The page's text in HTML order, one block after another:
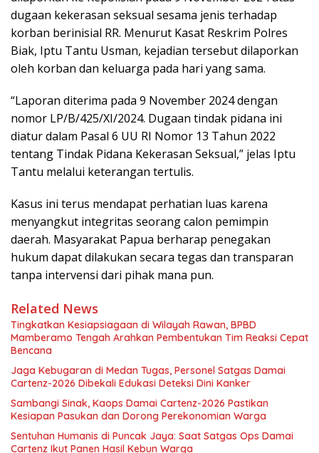
dugaan kekerasan seksual sesama jenis terhadap
korban berinisial RR. Menurut Kasat Reskrim Polres
Biak, Iptu Tantu Usman, kejadian tersebut dilaporkan
oleh korban dan keluarga pada hari yang sama.
“Laporan diterima pada 9 November 2024 dengan
nomor LP/B/425/XI/2024. Dugaan tindak pidana ini
diatur dalam Pasal 6 UU RI Nomor 13 Tahun 2022
tentang Tindak Pidana Kekerasan Seksual,” jelas Iptu
Tantu melalui keterangan tertulis.
Kasus ini terus mendapat perhatian luas karena
menyangkut integritas seorang calon pemimpin
daerah. Masyarakat Papua berharap penegakan
hukum dapat dilakukan secara tegas dan transparan
tanpa intervensi dari pihak mana pun.
Related News
Tingkatkan Kesiapsiagaan di Wilayah Rawan, BPBD
Mamberamo Tengah Arahkan Pembentukan Tim Reaksi Cepat
Bencana
Jaga Kebugaran di Medan Tugas, Personel Satgas Damai
Cartenz-2026 Dibekali Edukasi Deteksi Dini Kanker
Sambangi Sinak, Kaops Damai Cartenz-2026 Pastikan
Kesiapan Pasukan dan Dorong Perekonomian Warga
Sentuhan Humanis di Puncak Jaya: Saat Satgas Ops Damai
Cartenz Ikut Panen Hasil Kebun Warga